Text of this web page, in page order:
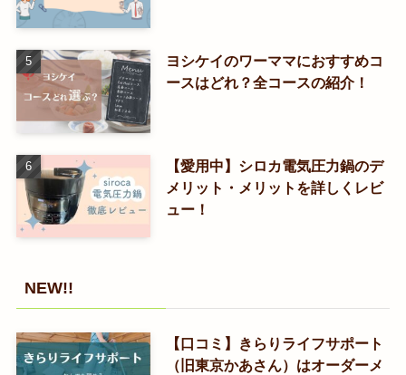
ヨシケイのワーママにおすすめコ
ースはどれ？全コースの紹介！
【愛用中】シロカ電気圧力鍋のデ
メリット・メリットを詳しくレビ
ュー！
NEW!!
【口コミ】きらりライフサポート
（旧東京かあさん）はオーダーメ